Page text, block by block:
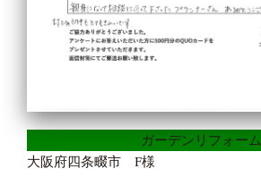
ガーデンリフォーム
大阪府四条畷市 F様